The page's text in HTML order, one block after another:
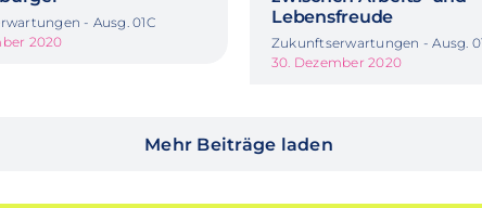
- Ausg. 01C
2020
Lebensfreude
Zukunftserwartungen - Ausg.
30. Dezember 2020
Mehr Beiträge laden